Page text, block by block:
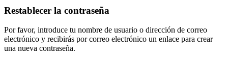
Restablecer la contraseña
Por favor, introduce tu nombre de usuario o dirección de correo
electrónico y recibirás por correo electrónico un enlace para crear
una nueva contraseña.